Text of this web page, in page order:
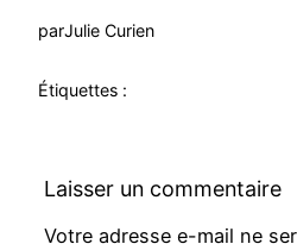
parJulie Curien
Étiquettes :
Laisser un commentaire
Votre adresse e-mail ne